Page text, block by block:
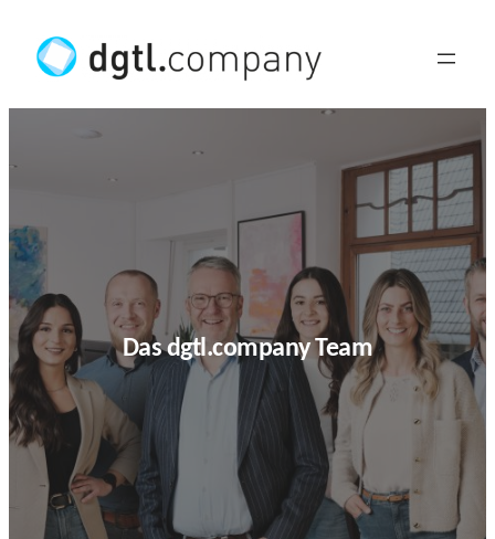
Inhalt
springen
Das dgtl.company Team